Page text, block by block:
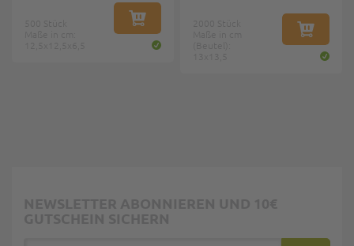
IN DEN WARENKORB
IN DEN